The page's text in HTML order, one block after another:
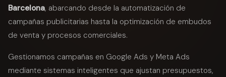
Barcelona, abarcando desde la automatización de
campañas publicitarias hasta la optimización de embudos
de venta y procesos comerciales.
Gestionamos campañas en Google Ads y Meta Ads
mediante sistemas inteligentes que ajustan presupuestos,